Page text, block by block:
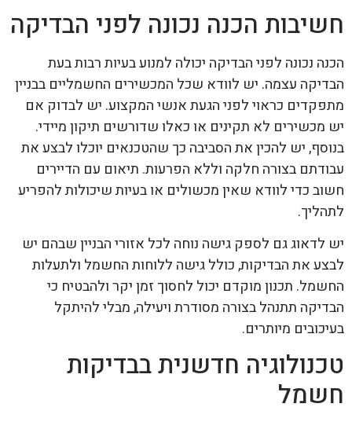
חשיבות הכנה נכונה לפני הבדיקה
הכנה נכונה לפני הבדיקה יכולה למנוע בעיות רבות בעת
הבדיקה עצמה. יש לוודא שכל המכשירים החשמליים בבניין
מתפקדים כראוי לפני הגעת אנשי המקצוע. יש לבדוק אם
יש מכשירים לא תקינים או כאלו שדורשים תיקון מיידי.
בנוסף, יש להכין את הסביבה כך שהטכנאים יוכלו לבצע את
עבודתם בצורה חלקה וללא הפרעות. תיאום עם הדיירים
חשוב כדי לוודא שאין מכשולים או בעיות שיכולות להפריע
לתהליך.
יש לדאוג גם לספק גישה נוחה לכל אזורי הבניין שבהם יש
לבצע את הבדיקות, כולל גישה ללוחות החשמל ולתעלות
החשמל. תכנון מוקדם יכול לחסוך זמן יקר ולהבטיח כי
הבדיקה תתנהל בצורה מסודרת ויעילה, מבלי להיתקל
בעיכובים מיותרים.
טכנולוגיה חדשנית בבדיקות
חשמל